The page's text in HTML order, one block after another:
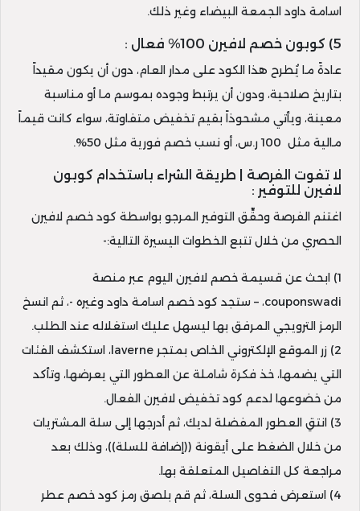
اسامة داود الجمعة البيضاء وغير ذلك.
5) كوبون خصم لافيرن 100% فعال :
عادةً ما يُطرح هذا الكود على مدار العام، دون أن يكون مقيداً
بتاريخ صلاحية، ودون أن يرتبط وجوده بموسم ما أو مناسبة
معينة، ويأتي مشحوذاً بقيم تخفيض متفاوتة، سواء كانت قيماً
مالية مثل 100 ر.س، أو نسب خصم فورية مثل 50%.
لا تفوت الفرصة | طريقة الشراء باستخدام كوبون
لافيرن للتوفير :
اغتنم الفرصة وحقِّق التوفير المرجو بواسطة كود خصم لافيرن
الحصري من خلال تتبع الخطوات اليسيرة التالية:-
1) ابحث عن قسيمة خصم لافيرن اليوم عبر منصة
couponswadi، – ستجد كود خصم اسامة داود وغيره -، ثم انسخ
الرمز الترويجي المرفق بها ليسهل عليك استغلاله عند الطلب.
2) زر الموقع الإلكتروني الخاص بمتجر laverne، استكشف الفئات
التي يضمها، خذ فكرة شاملة عن العطور التي يعرضها، وتأكد
من خضوعها لدعم كود تخفيض لافيرن الفعال.
3) انتقِ العطور المفضلة لديك، ثم أدرجها إلى سلة المشتريات
من خلال الضغط على أيقونة ((إضافة للسلة))، وذلك بعد
مراجعة كل التفاصيل المتعلقة بها.
4) استعرض فحوى السلة، ثم قم بلصق رمز كود خصم عطر